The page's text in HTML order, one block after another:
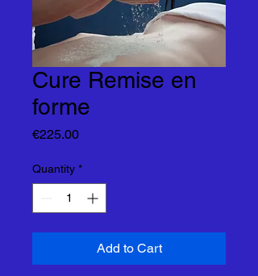
Cure Remise en
forme
€225.00Price
Quantity *
Add to Cart